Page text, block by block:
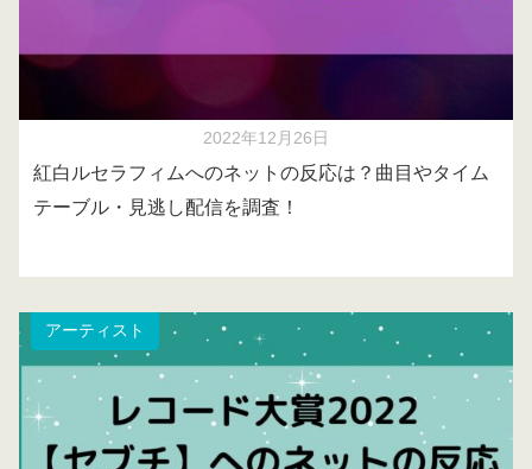
2022年12月26日
紅白ルセラフィムへのネットの反応は？曲目やタイム
テーブル・見逃し配信を調査！
アーティスト